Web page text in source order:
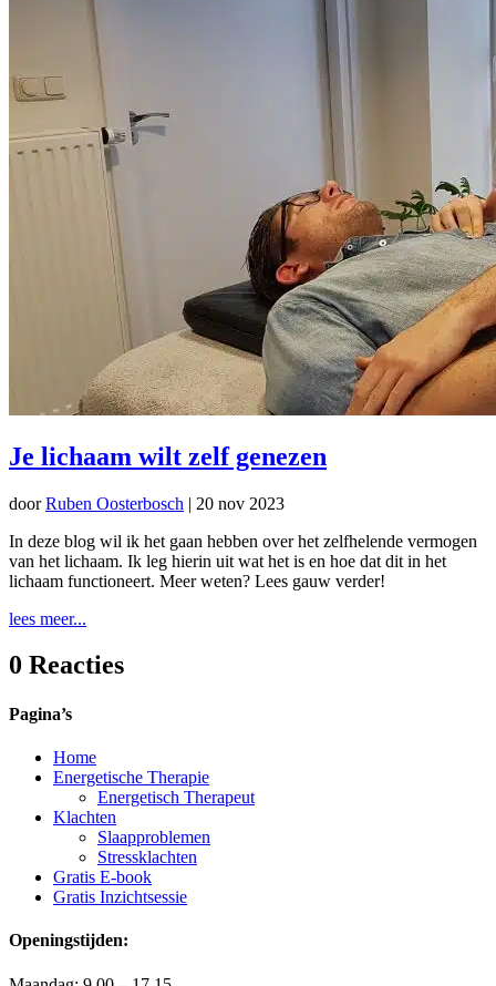
Je lichaam wilt zelf genezen
doorRuben Oosterbosch | 20 nov 2023
In deze blog wil ik het gaan hebben over het zelfhelende vermogen
van het lichaam. Ik leg hierin uit wat het is en hoe dat dit in het
lichaam functioneert. Meer weten? Lees gauw verder!
lees meer...
0 Reacties
Pagina’s
Home
Energetische Therapie
Energetisch Therapeut
Klachten
Slaapproblemen
Stressklachten
Gratis E-book
Gratis Inzichtsessie
Openingstijden: